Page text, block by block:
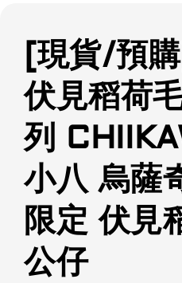
[現貨/預
伏見稻荷
列
小八 烏薩
限定 伏見
公仔